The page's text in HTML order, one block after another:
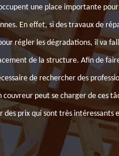
une place importante
En effet, si des travaux de
régler les dégradations, il va
de la structure. Afin de
de rechercher des
peut se charger de ces
des prix qui sont très intéressants